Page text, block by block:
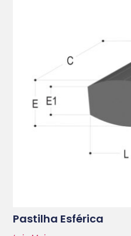
Pastilha Esférica